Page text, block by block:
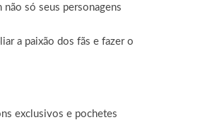
só seus personagens
a paixão dos fãs e fazer o
exclusivos e pochetes